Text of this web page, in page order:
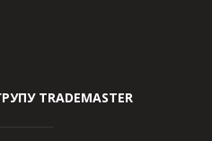
TRADEMASTER